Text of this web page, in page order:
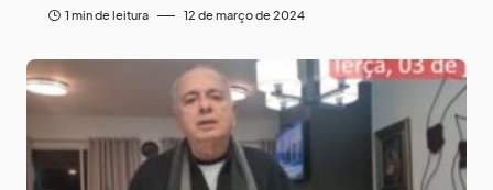
1 min de leitura 12 de março de 2024